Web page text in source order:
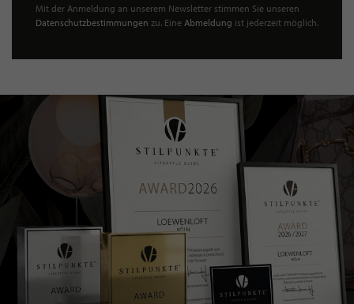
Mit der Anmeldung an unserem Newsletter stimmen Sie unseren
Datenschutzbestimmungen zu. Eine Abmeldung ist jederzeit möglich.